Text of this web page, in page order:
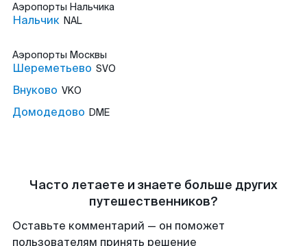
Аэропорты Нальчика
Нальчик NAL
Аэропорты Москвы
Шереметьево SVO
Внуково VKO
Домодедово DME
Часто летаете и знаете больше других
путешественников?
Оставьте комментарий — он поможет
пользователям принять решение